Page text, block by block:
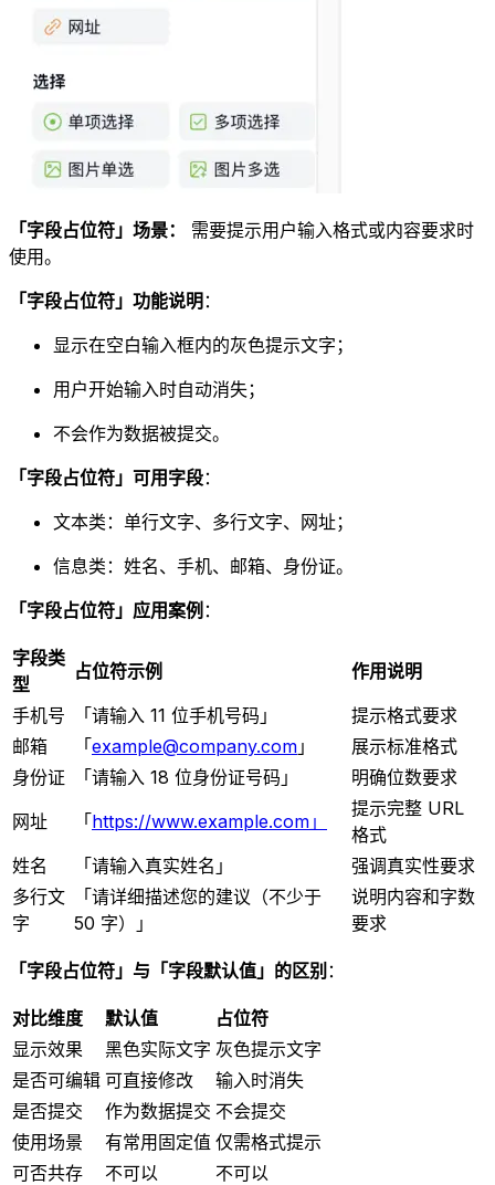
「字段占位符」场景：
需要提示用户输入格式或内容要求时
使用。
「字段占位符」功能说明：
显示在空白输入框内的灰色提示文字；
用户开始输入时自动消失；
不会作为数据被提交。
「字段占位符」可用字段：
文本类：单行文字、多行文字、网址；
信息类：姓名、手机、邮箱、身份证。
「字段占位符」应用案例 ：
字段类
型
占位符示例
作用说明
手机号
「请输入 11 位手机号码」
提示格式要求
邮箱
「example@company.com 」
展示标准格式
身份证
「请输入 18 位身份证号码」
明确位数要求
网址
「https://www.example.com 」
提示完整 URL
格式
姓名
「请输入真实姓名」
强调真实性要求
多行文
字
「请详细描述您的建议（不少于
50 字）」
说明内容和字数
要求
「字段占位符」与「字段默认值」的区别 ：
对比维度 默认值
占位符
显示效果
黑色实际文字 灰色提示文字
是否可编辑 可直接修改
输入时消失
是否提交
作为数据提交 不会提交
使用场景
有常用固定值 仅需格式提示
可否共存
不可以 不可以